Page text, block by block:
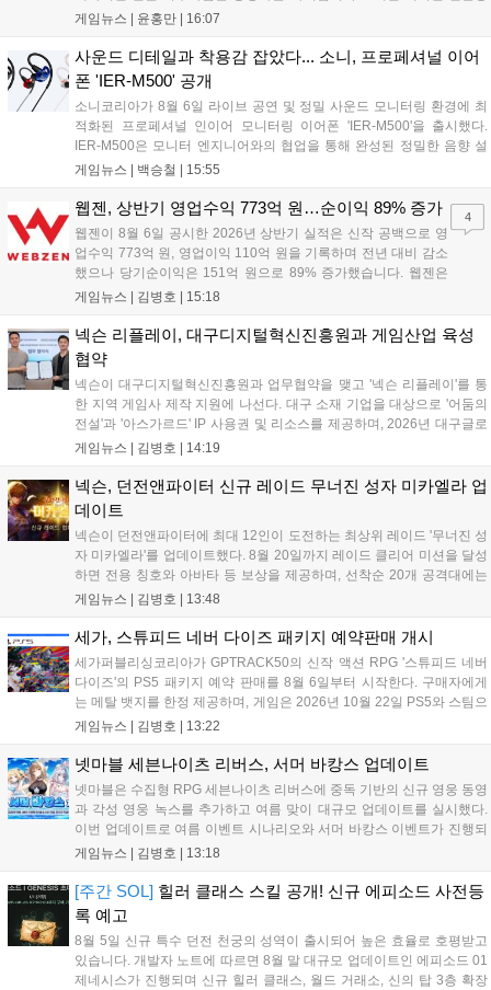
이 필수다. 해당 상품들은 온라인 추첨제로만 판매되며, 이번 조치는 과
러한 정책이 시장 물량 안정화에 어떤 영향을 미칠지 업계의 이목이 쏠
리고 있다....
게임뉴스 | 윤홍만 | 16:07
사운드 디테일과 착용감 잡았다... 소니, 프로페셔널 이어
폰 'IER-M500' 공개
소니코리아가 8월 6일 라이브 공연 및 정밀 사운드 모니터링 환경에 최
적화된 프로페셔널 인이어 모니터링 이어폰 'IER-M500'을 출시했다.
IER-M500은 모니터 엔지니어와의 협업을 통해 완성된 정밀한 음향 설
계와 뛰어난 수동 차음 성능을 갖춰, 외부 소음이 많은 환경에서도 디테
피팅 서포터를 적용해 장시간 착용 시에도 안정적이고 편안한 환경을 제
게임뉴스 | 백승철 | 15:55
웹젠, 상반기 영업수익 773억 원…순이익 89% 증가
웹젠이 8월 6일 공시한 2026년 상반기 실적은 신작 공백으로 영
업수익 773억 원, 영업이익 110억 원을 기록하며 전년 대비 감소
했으나 당기순이익은 151억 원으로 89% 증가했습니다. 웹젠은
하반기부터 신작 공세를 예고하며 전략게임 '프로젝트 D1'의 정보
또한 '테르비스'는 일본 코미케에 출품하며 해외 시장 공략을 강화
합니다. 김태영 대표는 내년 신작 출시를 위해 하반기 적극적인
사업 일정을 추진하고 주주가치 제고에 힘쓰겠다고 밝혔습니
다....
게임뉴스 | 김병호 | 15:18
4
넥슨 리플레이, 대구디지털혁신진흥원과 게임산업 육성
협약
넥슨이 대구디지털혁신진흥원과 업무협약을 맺고 '넥슨 리플레이'를 통
한 지역 게임사 제작 지원에 나선다. 대구 소재 기업을 대상으로 '어둠의
전설'과 '아스가르드' IP 사용권 및 리소스를 제공하며, 2026년 대구글로
벌게임센터 제작지원 사업으로 추진된다. 넥슨은 심사에 직접 참여해 완
장을 위한 협력을 지속 확대해 나갈 방침이다....
게임뉴스 | 김병호 | 14:19
넥슨, 던전앤파이터 신규 레이드 무너진 성자 미카엘라 업
데이트
넥슨이 던전앤파이터에 최대 12인이 도전하는 최상위 레이드 '무너진 성
자 미카엘라'를 업데이트했다. 8월 20일까지 레이드 클리어 미션을 달성
하면 전용 칭호와 아바타 등 보상을 제공하며, 선착순 20개 공격대에는
명예 보상을 지급한다. 또한 9월 10일까지 서비스 21주년 기념 이벤트가
임인 아라드 수족관 메이커를 통해 다양한 아이템을 교환할 수 있다. 상
게임뉴스 | 김병호 | 13:48
세가, 스튜피드 네버 다이즈 패키지 예약판매 개시
세가퍼블리싱코리아가 GPTRACK50의 신작 액션 RPG '스튜피드 네버
다이즈'의 PS5 패키지 예약 판매를 8월 6일부터 시작한다. 구매자에게
는 메탈 뱃지를 한정 제공하며, 게임은 2026년 10월 22일 PS5와 스팀으
로 정식 출시된다. 좀비 주인공 데이비가 보디 해킹과 스타일 이트 능력
럭스판 등 다양한 에디션도 함께 발매될 예정이다....
게임뉴스 | 김병호 | 13:22
넷마블 세븐나이츠 리버스, 서머 바캉스 업데이트
넷마블은 수집형 RPG 세븐나이츠 리버스에 중독 기반의 신규 영웅 동영
과 각성 영웅 녹스를 추가하고 여름 맞이 대규모 업데이트를 실시했다.
이번 업데이트로 여름 이벤트 시나리오와 서머 바캉스 이벤트가 진행되
며, 7일간 출석 시 수영복 세인 코스튬과 전설 장신구 상자 등 풍성한 보
이벤트도 열리며, 강화 횟수에 따른 보상과 상위 100명에게는 특별 랭킹
보상이 주어진다. 넷마블은 이번 이벤트를 통해 이용자들에게 다채로운
즐길 거리를 제공할 예정이다....
게임뉴스 | 김병호 | 13:18
[주간 SOL] 힐러 클래스 스킬 공개! 신규 에피소드 사전등
록 예고
8월 5일 신규 특수 던전 천궁의 성역이 출시되어 높은 효율로 호평받고
있습니다. 개발자 노트에 따르면 8월 말 대규모 업데이트인 에피소드 01
제네시스가 진행되며 신규 힐러 클래스, 월드 거래소, 신의 탑 3층 확장